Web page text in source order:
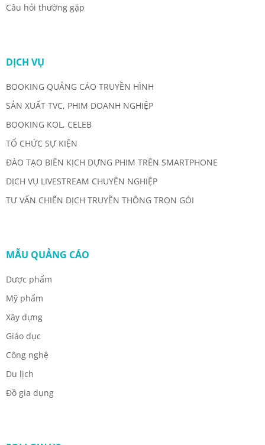
Câu hỏi thường gặp
DỊCH VỤ
BOOKING QUẢNG CÁO TRUYỀN HÌNH
SẢN XUẤT TVC, PHIM DOANH NGHIỆP
BOOKING KOL, CELEB
TỔ CHỨC SỰ KIỆN
ĐÀO TẠO BIÊN KỊCH DỰNG PHIM TRÊN SMARTPHONE
DỊCH VỤ LIVESTREAM CHUYÊN NGHIỆP
TƯ VẤN CHIẾN DỊCH TRUYỀN THÔNG TRỌN GÓI
MẪU QUẢNG CÁO
Dược phẩm
Mỹ phẩm
Xây dựng
Giáo dục
Công nghệ
Du lịch
Đồ gia dụng